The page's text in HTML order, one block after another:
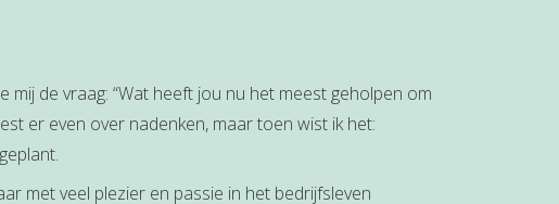
mij de vraag: “Wat heeft jou nu het meest geholpen om
er even over nadenken, maar toen wist ik het:
met veel plezier en passie in het bedrijfsleven